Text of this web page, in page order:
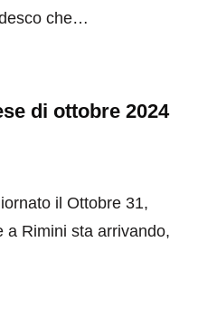
che…
di ottobre 2024
il Ottobre 31,
a Rimini sta arrivando,